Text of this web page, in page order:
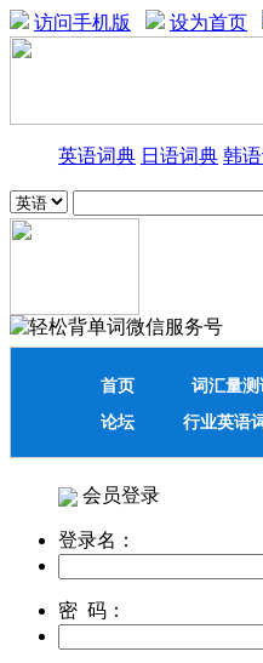
访问手机版 设为首页
英语词典 日语词典 韩
首页 词汇量测
论坛
行业英语
会员登录
登录名：
密 码：